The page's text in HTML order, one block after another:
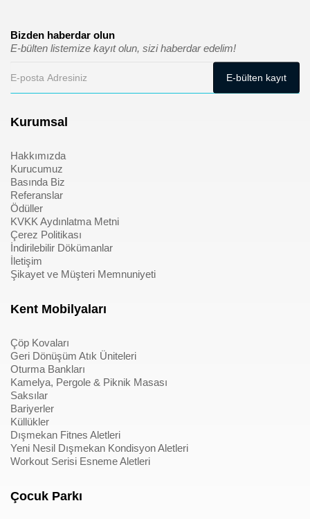
Bizden haberdar olun
E-bülten listemize kayıt olun, sizi haberdar edelim!
Kurumsal
Hakkımızda
Kurucumuz
Basında Biz
Referanslar
Ödüller
KVKK Aydınlatma Metni
Çerez Politikası
İndirilebilir Dökümanlar
İletişim
Şikayet ve Müşteri Memnuniyeti
Kent Mobilyaları
Çöp Kovaları
Geri Dönüşüm Atık Üniteleri
Oturma Bankları
Kamelya, Pergole & Piknik Masası
Saksılar
Bariyerler
Küllükler
Dışmekan Fitnes Aletleri
Yeni Nesil Dışmekan Kondisyon Aletleri
Workout Serisi Esneme Aletleri
Çocuk Parkı